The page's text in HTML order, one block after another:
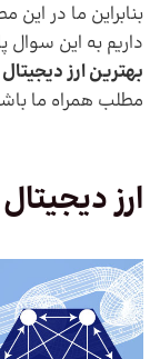
بنابراین ما در این
داریم به این سوال
بهترین ارز
مطلب همراه ما
ارز